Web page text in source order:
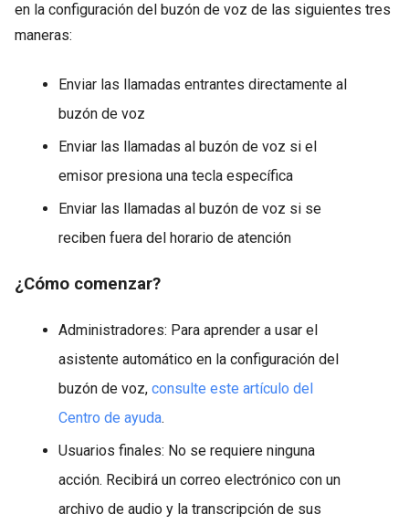
en la configuración del buzón de voz de las siguientes tres
maneras:
Enviar las llamadas entrantes directamente al
buzón de voz
Enviar las llamadas al buzón de voz si el
emisor presiona una tecla específica
Enviar las llamadas al buzón de voz si se
reciben fuera del horario de atención
¿Cómo comenzar?
Administradores: Para aprender a usar el
asistente automático en la configuración del
buzón de voz, consulte este artículo del
Centro de ayuda.
Usuarios finales: No se requiere ninguna
acción. Recibirá un correo electrónico con un
archivo de audio y la transcripción de sus